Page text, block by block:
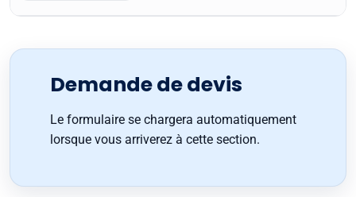
Demande de devis
Le formulaire se chargera automatiquement
lorsque vous arriverez à cette section.